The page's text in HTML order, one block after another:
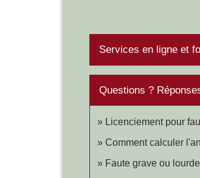
Services en ligne et
Questions ?
Licenciement pour
Comment calculer
Faute grave ou